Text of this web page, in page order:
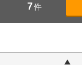
7件